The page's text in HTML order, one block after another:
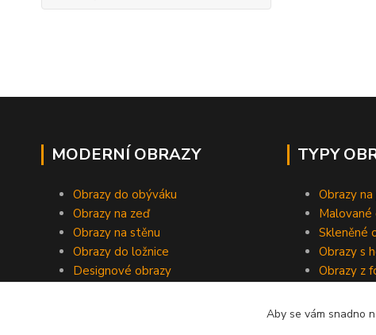
MODERNÍ OBRAZY
Obrazy do obýváku
Obrazy na zeď
Obrazy na stěnu
Obrazy do ložnice
Designové obrazy
TYPY
Obrazy
Malované
Skleněné
Obrazy s
Obrazy z
Aby se vám snadno